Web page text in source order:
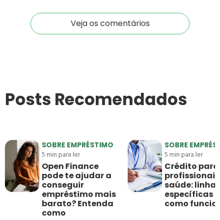
Veja os comentários
Posts Recomendados
SOBRE EMPRÉSTIMO
5min para ler
Open Finance
pode te ajudar a
conseguir
empréstimo mais
barato? Entenda
como
SOBRE
5min para ler
Crédito para
saúde: linhas
específicas e
como